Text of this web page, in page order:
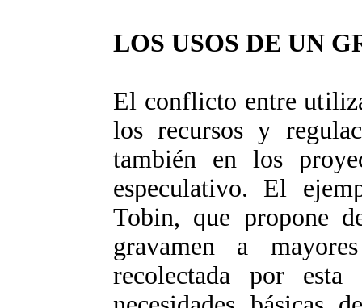
LOS USOS DE UN
El conflicto entre
los recursos y
también en los
especulativo. El
Tobin, que propone
gravamen a
recolectada por